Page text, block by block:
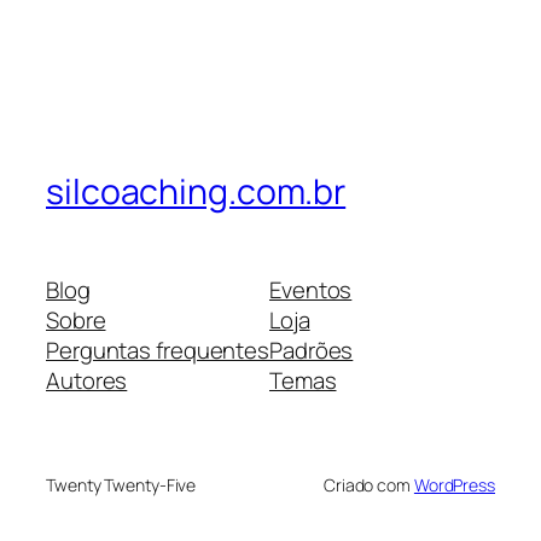
silcoaching.com.br
Blog
Sobre
Perguntas frequentes
Autores
Eventos
Loja
Padrões
Temas
Twenty Twenty-Five Criado com WordPress